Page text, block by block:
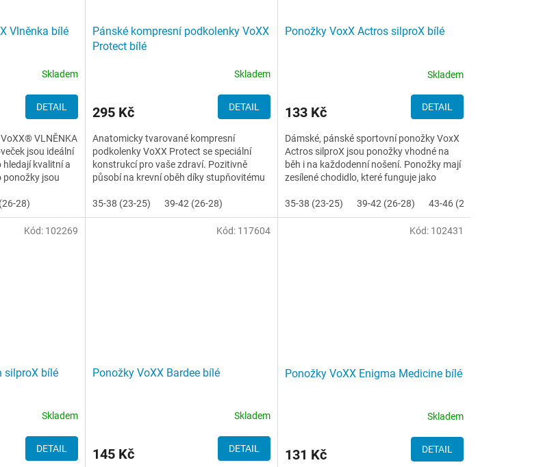
Vlněnka bílé
Skladem
DETAIL
VLNĚNKA
jsou ideální
hledají kvalitní a
ponožky jsou
28)
Pánské kompresní podkolenky VoXX
Protect bílé
Skladem
295 Kč DETAIL
Anatomicky tvarované kompresní
podkolenky VoXX Protect se speciální
konstrukcí pro vaše zdraví. Pozitivně
působí na krevní oběh díky stupňovitému
35-38 (23-25)
39-42 (26-28)
Ponožky VoxX Actros silproX bílé
Skladem
133 Kč DETAIL
Dámské, pánské sportovní ponožky VoxX
Actros silproX jsou ponožky vhodné na
běh i na každodenní nošení. Ponožky mají
zesílené chodidlo, které funguje jako
35-38 (23-25)
39-42 (26-28) 43-46 (29-31)
silproX bílé
Skladem
DETAIL
Kód: 102269
Ponožky VoXX Bardee bílé
Skladem
145 Kč DETAIL
Kód: 117604
Ponožky VoXX Enigma Medicine bílé
Skladem
131 Kč DETAIL
Kód: 102431